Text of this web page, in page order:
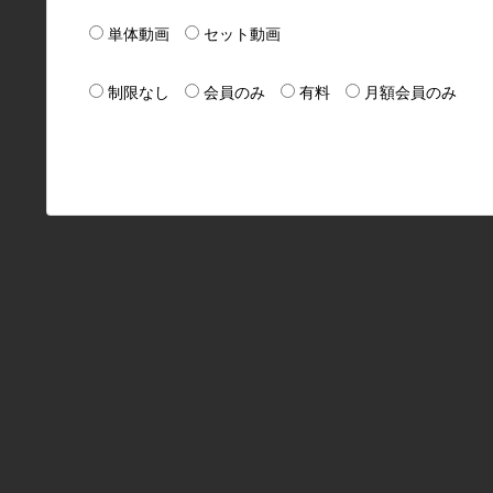
単体動画 セット動画
制限なし 会員のみ 有料 月額会員のみ